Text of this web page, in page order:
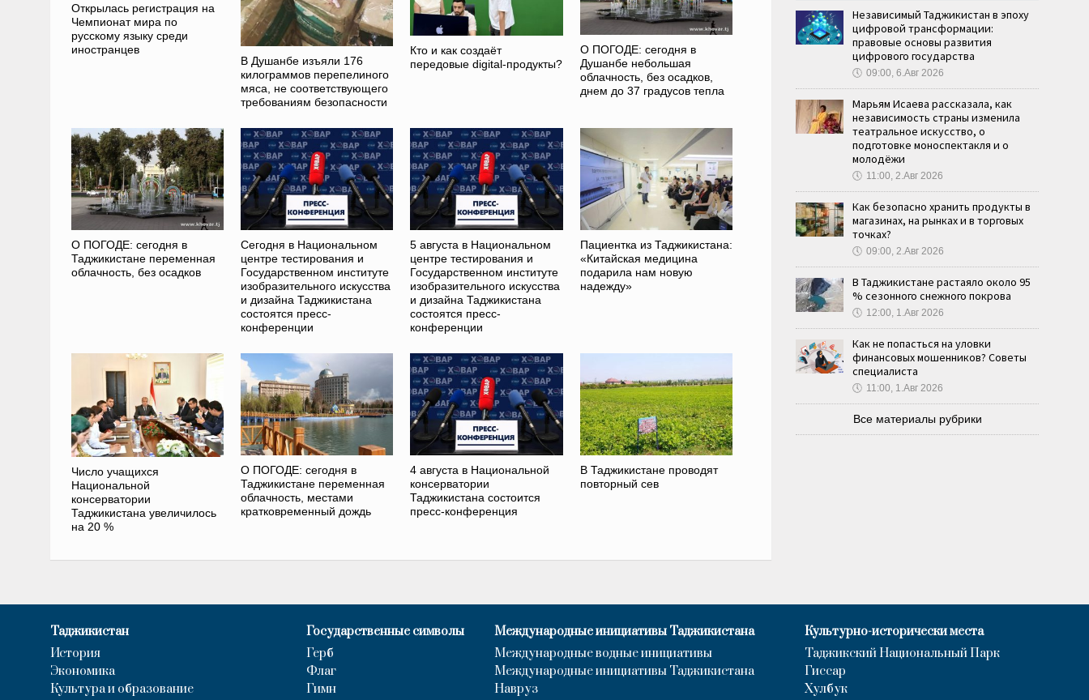
Открылась регистрация на
Чемпионат мира по
русскому языку среди
иностранцев
В Душанбе изъяли 176
килограммов перепелиного
мяса, не соответствующего
требованиям безопасности
Кто и как создаёт
передовые digital-продукты?
О ПОГОДЕ: сегодня в
Душанбе небольшая
облачность, без осадков,
днем до 37 градусов тепла
О ПОГОДЕ: сегодня в
Таджикистане переменная
облачность, без осадков
Сегодня в Национальном
центре тестирования и
Государственном институте
изобразительного искусства
и дизайна Таджикистана
состоятся пресс-
конференции
5 августа в Национальном
центре тестирования и
Государственном институте
изобразительного искусства
и дизайна Таджикистана
состоятся пресс-
конференции
Пациентка из Таджикистана:
«Китайская медицина
подарила нам новую
надежду»
Число учащихся
Национальной
консерватории
Таджикистана увеличилось
на 20 %
О ПОГОДЕ: сегодня в
Таджикистане переменная
облачность, местами
кратковременный дождь
4 августа в Национальной
консерватории
Таджикистана состоится
пресс-конференция
В Таджикистане проводят
повторный сев
Независимый Таджикистан в эпоху
цифровой трансформации:
правовые основы развития
цифрового государства
🕔 09:00, 6.Авг 2026
Марьям Исаева рассказала, как
независимость страны изменила
театральное искусство, о
подготовке моноспектакля и о
молодёжи
🕔 11:00, 2.Авг 2026
Как безопасно хранить продукты в
магазинах, на рынках и в торговых
точках?
🕔 09:00, 2.Авг 2026
В Таджикистане растаяло около 95
% сезонного снежного покрова
🕔 12:00, 1.Авг 2026
Как не попасться на уловки
финансовых мошенников? Советы
специалиста
🕔 11:00, 1.Авг 2026
Все материалы рубрики
Таджикистан
История
Экономика
Культура и образование
Государственные символы
Герб
Флаг
Гимн
Международные инициативы Таджикистана
Международные водные инициативы
Международные инициативы Таджикистана
Навруз
Культурно-исторически места
Таджикский Национальный Парк
Гиссар
Хулбук